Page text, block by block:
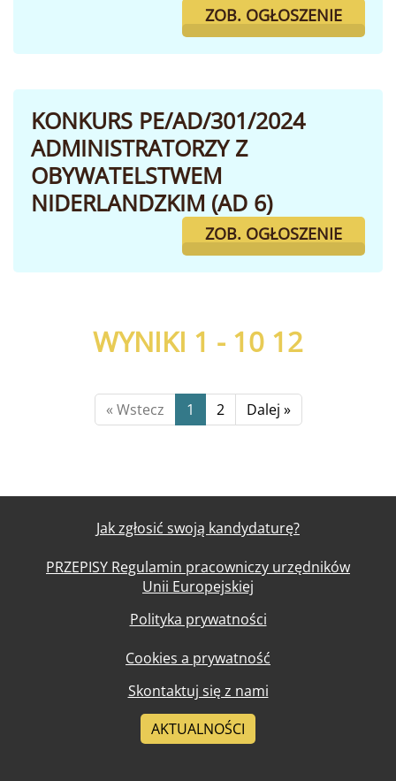
ZOB. OGŁOSZENIE
KONKURS PE/AD/301/2024
ADMINISTRATORZY Z
OBYWATELSTWEM
NIDERLANDZKIM (AD 6)
ZOB. OGŁOSZENIE
WYNIKI 1 - 10 12
« Wstecz 1 2 Dalej »
Jak zgłosić swoją kandydaturę?
PRZEPISY Regulamin pracowniczy urzędników
Unii Europejskiej
Polityka prywatności
Cookies a prywatność
Skontaktuj się z nami
AKTUALNOŚCI